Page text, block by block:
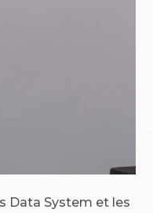
Data System et les